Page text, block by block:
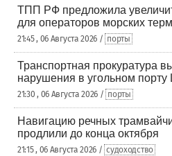
ТПП РФ предложила
для операторов морских
21:45 , 06 Августа 2026 / порты
Транспортная прокуратура
нарушения в угольном порту
21:30 , 06 Августа 2026 / порты
Навигацию речных
продлили до конца октября
21:15 , 06 Августа 2026 / судоходство